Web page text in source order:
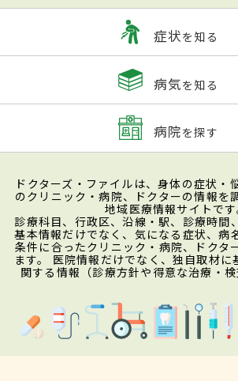
症状を知る
病気を知る
病院を探す
ドクターズ・ファイルは、身体の症状・
のクリニック・病院、ドクターの情報を
地域医療情報サイトです
診療科目、行政区、沿線・駅、診療時間
基本情報だけでなく、気になる症状、病
条件に合ったクリニック・病院、ドクタ
ます。 医院情報だけでなく、独自取材に
関する情報（診療方針や得意な治療・検